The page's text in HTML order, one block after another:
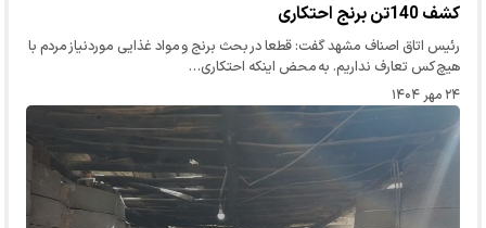
کشف 140تن برنج احتکاری
رئیس اتاق اصناف مشهد گفت: قطعا در بحث برنج و مواد غذایی موردنیاز مردم با
هیچ کس تعارف نداریم. به محض اینکه احتکاری…
۲۴ مهر ۱۴۰۴